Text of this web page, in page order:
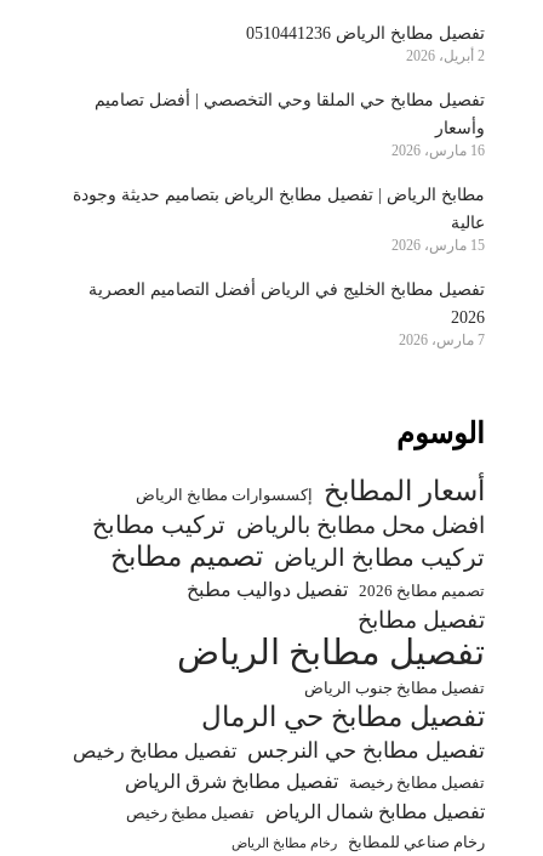
تفصيل مطابخ الرياض 0510441236
2 أبريل، 2026
تفصيل مطابخ حي الملقا وحي التخصصي | أفضل تصاميم
وأسعار
16 مارس، 2026
مطابخ الرياض | تفصيل مطابخ الرياض بتصاميم حديثة وجودة
عالية
15 مارس، 2026
تفصيل مطابخ الخليج في الرياض أفضل التصاميم العصرية
2026
7 مارس، 2026
الوسوم
أسعار المطابخ إكسسوارات مطابخ الرياض
افضل محل مطابخ بالرياض تركيب مطابخ
تركيب مطابخ الرياض تصميم مطابخ
تصميم مطابخ 2026 تفصيل دواليب مطبخ
تفصيل مطابخ
تفصيل مطابخ الرياض
تفصيل مطابخ جنوب الرياض
تفصيل مطابخ حي الرمال
تفصيل مطابخ حي النرجس تفصيل مطابخ رخيص
تفصيل مطابخ رخيصة
تفصيل مطابخ شرق الرياض
تفصيل مطابخ شمال الرياض
تفصيل مطبخ رخيص
رخام صناعي للمطابخ
رخام مطابخ الرياض